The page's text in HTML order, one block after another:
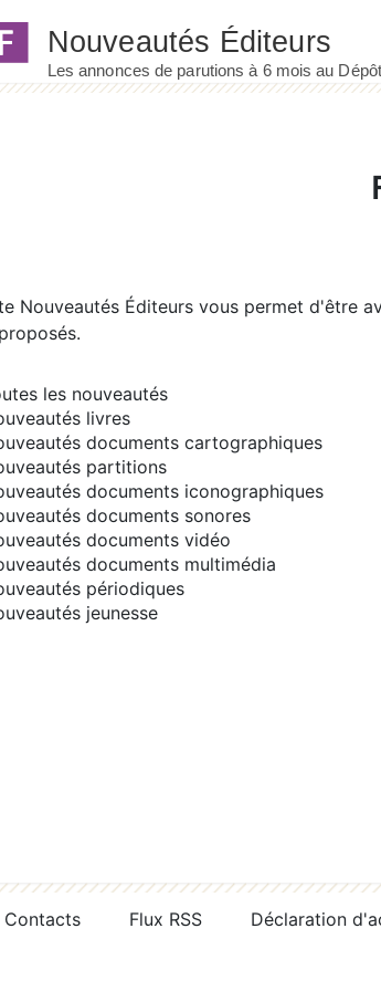
Nouveautés Éditeurs vous permet d'être
les nouveautés
livres
documents cartographiques
partitions
documents iconographiques
documents sonores
documents vidéo
documents multimédia
périodiques
jeunesse
Contacts Flux RSS Déclaration